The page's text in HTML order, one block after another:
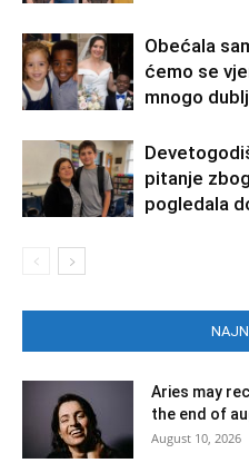
Obećala
ćemo se
mnogo
pitanje
pogledala
Aries may
the end of
August 10, 2026